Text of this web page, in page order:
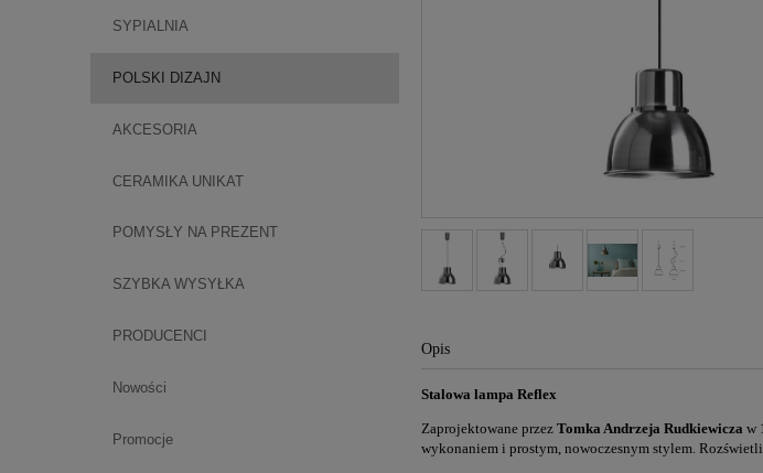
SYPIALNIA
POLSKI DIZAJN
AKCESORIA
CERAMIKA UNIKAT
POMYSŁY NA PREZENT
SZYBKA WYSYŁKA
PRODUCENCI
Nowości
Promocje
Opis
Stalowa lampa Reflex
Zaprojektowane przez Tomka Andrzeja Rudkiewicza w
wykonaniem i prostym, nowoczesnym stylem.